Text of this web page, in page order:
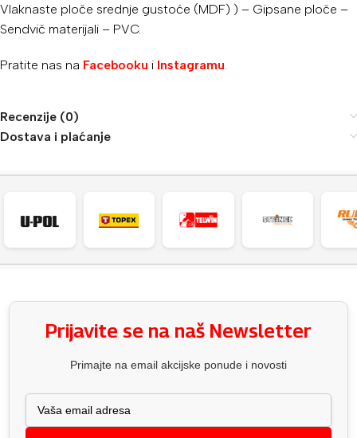
Vlaknaste ploče srednje gustoće (MDF) ) – Gipsane ploče –
Sendvič materijali – PVC.
Pratite nas na Facebooku i Instagramu.
Recenzije (0)
Dostava i plaćanje
Prijavite se na naš Newsletter
Primajte na email akcijske ponude i novosti